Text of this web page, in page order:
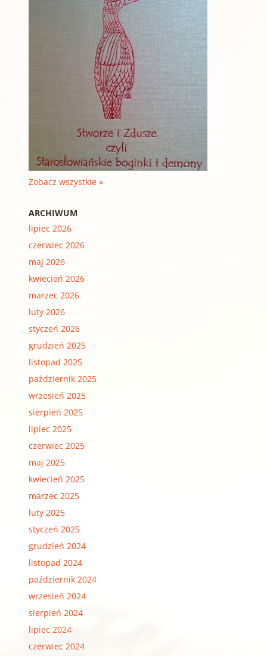
Zobacz wszystkie »
ARCHIWUM
lipiec 2026
czerwiec 2026
maj 2026
kwiecień 2026
marzec 2026
luty 2026
styczeń 2026
grudzień 2025
listopad 2025
październik 2025
wrzesień 2025
sierpień 2025
lipiec 2025
czerwiec 2025
maj 2025
kwiecień 2025
marzec 2025
luty 2025
styczeń 2025
grudzień 2024
listopad 2024
październik 2024
wrzesień 2024
sierpień 2024
lipiec 2024
czerwiec 2024